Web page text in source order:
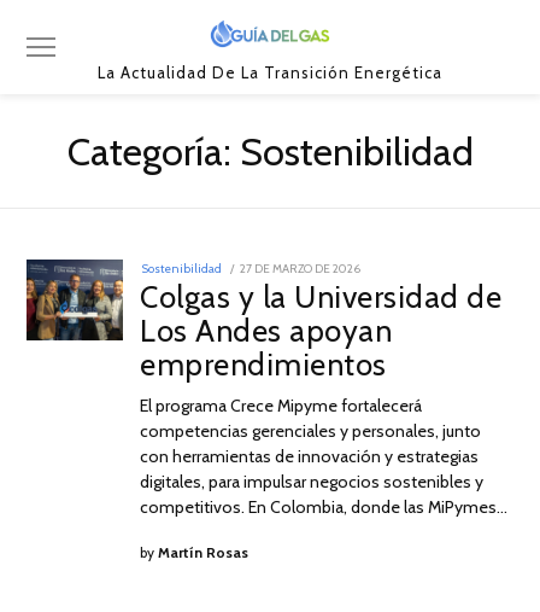
La Actualidad De La Transición Energética
Categoría: Sostenibilidad
Sostenibilidad
POSTED
27 DE MARZO DE 2026
MARZO
DE
2026
Colgas y la Universidad de
Los Andes apoyan
emprendimientos
El programa Crece Mipyme fortalecerá
competencias gerenciales y personales, junto
con herramientas de innovación y estrategias
digitales, para impulsar negocios sostenibles y
competitivos. En Colombia, donde las MiPymes…
byMartín Rosas